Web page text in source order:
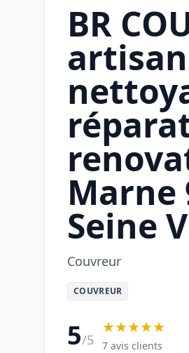
BR
Marne
Seine
Couvreur
COUVREUR
5/5
★★★★★
7 avis clients